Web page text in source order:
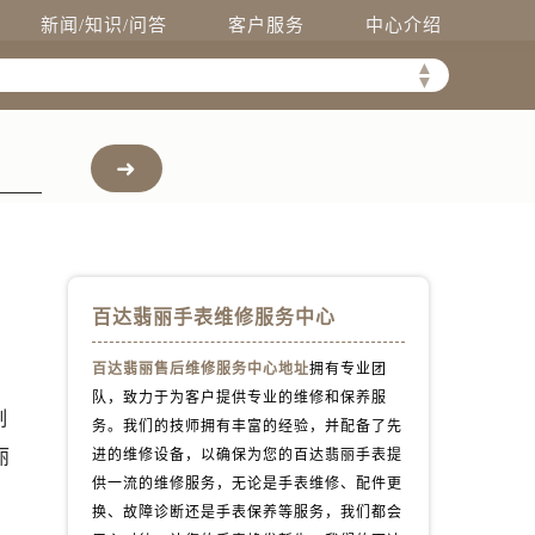
新闻/知识/问答 客户服务 中心介绍
▲
▼
百达翡丽手表维修服务中心
百达翡丽售后维修服务中心地址拥有专业团
队，致力于为客户提供专业的维修和保养服
务。我们的技师拥有丰富的经验，并配备了先
进的维修设备，以确保为您的百达翡丽手表提
供一流的维修服务，无论是手表维修、配件更
换、故障诊断还是手表保养等服务，我们都会